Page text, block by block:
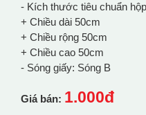
- Kích thước tiêu chuẩn
+ Chiều dài 50cm
+ Chiều rộng 50cm
+ Chiều cao 50cm
- Sóng giấy: Sóng B
Giá bán: 1.000đ